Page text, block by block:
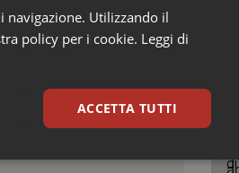
della risposta”.
navigazione. Utilizzando il
policy per i cookie. Leggi di
ACCETTA TUTTI
Marketing